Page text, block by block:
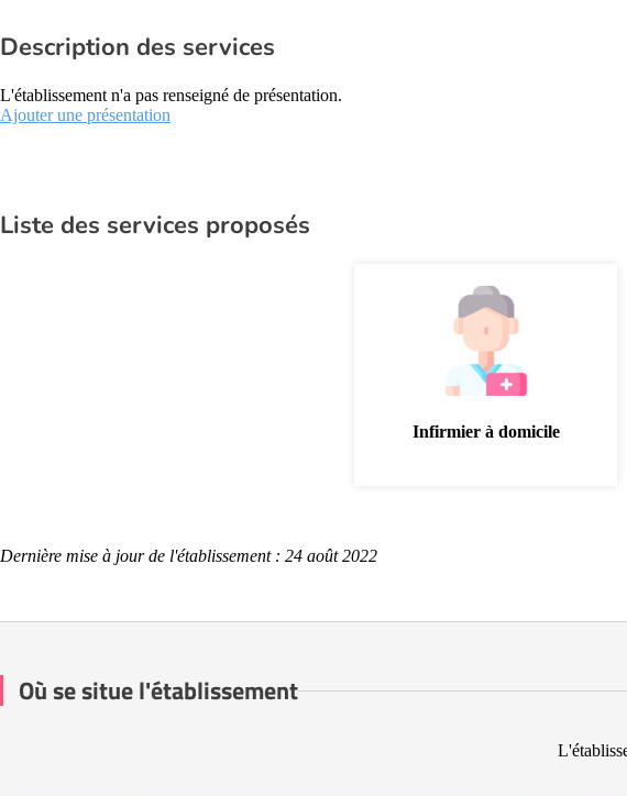
Description des services
L'établissement n'a pas renseigné de présentation.
Ajouter une présentation
Liste des services proposés
Infirmier à domicile
Dernière mise à jour de l'établissement : 24 août 2022
Où se situe l'établissement